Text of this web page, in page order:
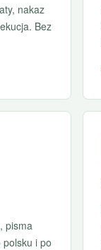
nakaz
Bez
pisma
i po